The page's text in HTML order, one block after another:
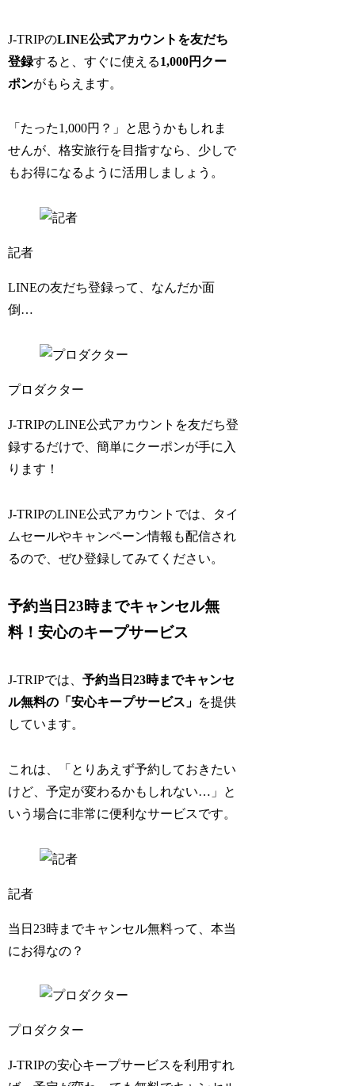
J-TRIPのLINE公式アカウントを友だち
登録すると、すぐに使える1,000円クー
ポンがもらえます。
「たった1,000円？」と思うかもしれま
せんが、格安旅行を目指すなら、少しで
もお得になるように活用しましょう。
記者
LINEの友だち登録って、なんだか面
倒…
プロダクター
J-TRIPのLINE公式アカウントを友だち登
録するだけで、簡単にクーポンが手に入
ります！
J-TRIPのLINE公式アカウントでは、タイ
ムセールやキャンペーン情報も配信され
るので、ぜひ登録してみてください。
予約当日23時までキャンセル無
料！安心のキープサービス
J-TRIPでは、予約当日23時までキャンセ
ル無料の「安心キープサービス」 を提供
しています。
これは、「とりあえず予約しておきたい
けど、予定が変わるかもしれない…」と
いう場合に非常に便利なサービスです。
記者
当日23時までキャンセル無料って、本当
にお得なの？
プロダクター
J-TRIPの安心キープサービスを利用すれ